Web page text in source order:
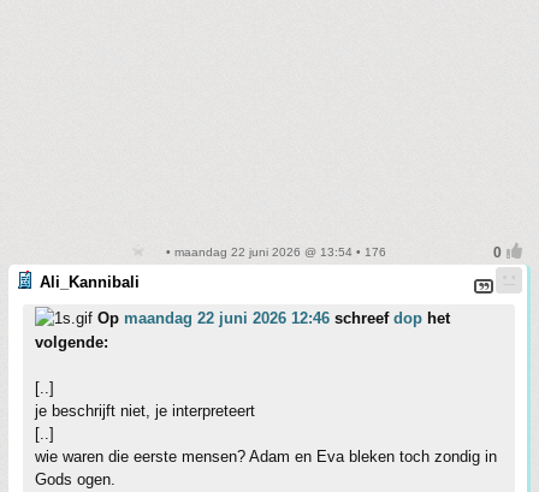
• maandag 22 juni 2026 @ 13:54 • 176
Ali_Kannibali
Op maandag 22 juni 2026 12:46 schreef dop het
volgende:
[..]
je beschrijft niet, je interpreteert
[..]
wie waren die eerste mensen? Adam en Eva bleken toch zondig in
Gods ogen.